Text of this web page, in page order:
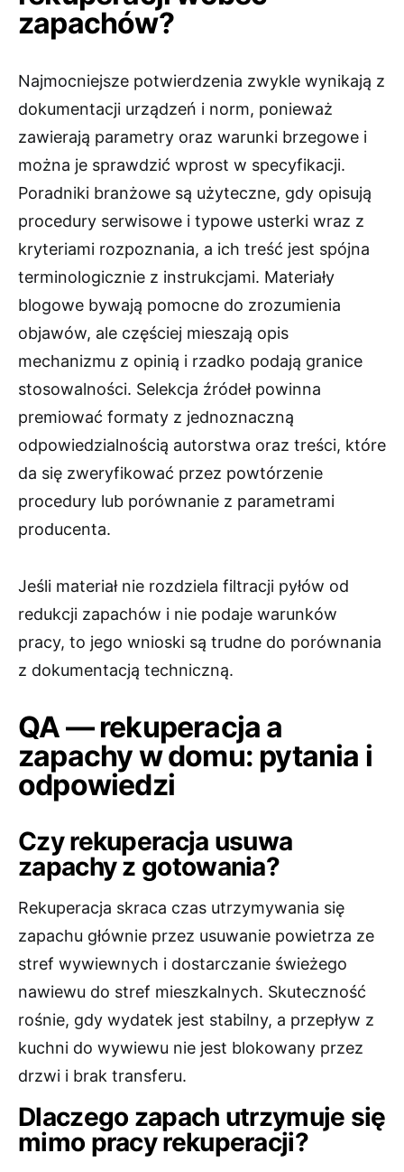
zapachów?
Najmocniejsze potwierdzenia zwykle wynikają z
dokumentacji urządzeń i norm, ponieważ
zawierają parametry oraz warunki brzegowe i
można je sprawdzić wprost w specyfikacji.
Poradniki branżowe są użyteczne, gdy opisują
procedury serwisowe i typowe usterki wraz z
kryteriami rozpoznania, a ich treść jest spójna
terminologicznie z instrukcjami. Materiały
blogowe bywają pomocne do zrozumienia
objawów, ale częściej mieszają opis
mechanizmu z opinią i rzadko podają granice
stosowalności. Selekcja źródeł powinna
premiować formaty z jednoznaczną
odpowiedzialnością autorstwa oraz treści, które
da się zweryfikować przez powtórzenie
procedury lub porównanie z parametrami
producenta.
Jeśli materiał nie rozdziela filtracji pyłów od
redukcji zapachów i nie podaje warunków
pracy, to jego wnioski są trudne do porównania
z dokumentacją techniczną.
QA — rekuperacja a
zapachy w domu: pytania i
odpowiedzi
Czy rekuperacja usuwa
zapachy z gotowania?
Rekuperacja skraca czas utrzymywania się
zapachu głównie przez usuwanie powietrza ze
stref wywiewnych i dostarczanie świeżego
nawiewu do stref mieszkalnych. Skuteczność
rośnie, gdy wydatek jest stabilny, a przepływ z
kuchni do wywiewu nie jest blokowany przez
drzwi i brak transferu.
Dlaczego zapach utrzymuje się
mimo pracy rekuperacji?